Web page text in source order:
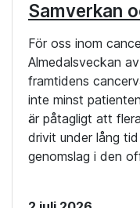
Samverkan
För oss inom
Almedalsveckan
framtidens
inte minst
är påtagligt att
drivit under lång
genomslag i den